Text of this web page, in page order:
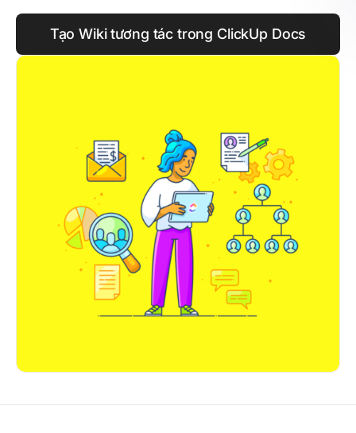
Tạo Wiki tương tác trong ClickUp Docs